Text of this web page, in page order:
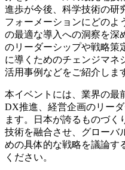
進歩が今後、科学技術の研
フォーメーションにどのよ
の最適な導入への洞察を深
のリーダーシップや戦略策
に導くためのチェンジマネ
活用事例などをご紹介しま
本イベントには、業界の最
DX推進、経営企画のリー
ます。日本が誇るものづ
技術を融合させ、グローバ
めの具体的な戦略を議論す
ください。